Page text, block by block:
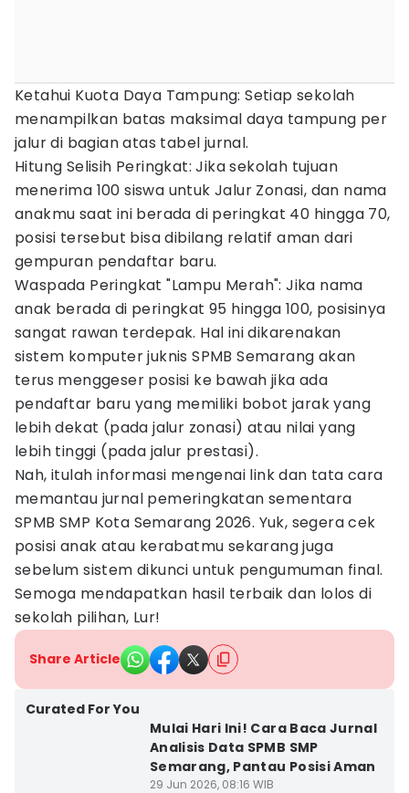
Ketahui Kuota Daya Tampung: Setiap sekolah
menampilkan batas maksimal daya tampung per
jalur di bagian atas tabel jurnal.
Hitung Selisih Peringkat: Jika sekolah tujuan
menerima 100 siswa untuk Jalur Zonasi, dan nama
anakmu saat ini berada di peringkat 40 hingga 70,
posisi tersebut bisa dibilang relatif aman dari
gempuran pendaftar baru.
Waspada Peringkat "Lampu Merah": Jika nama
anak berada di peringkat 95 hingga 100, posisinya
sangat rawan terdepak. Hal ini dikarenakan
sistem komputer juknis SPMB Semarang akan
terus menggeser posisi ke bawah jika ada
pendaftar baru yang memiliki bobot jarak yang
lebih dekat (pada jalur zonasi) atau nilai yang
lebih tinggi (pada jalur prestasi).
Nah, itulah informasi mengenai link dan tata cara
memantau jurnal pemeringkatan sementara
SPMB SMP Kota Semarang 2026. Yuk, segera cek
posisi anak atau kerabatmu sekarang juga
sebelum sistem dikunci untuk pengumuman final.
Semoga mendapatkan hasil terbaik dan lolos di
sekolah pilihan, Lur!
Share Article
Curated For You
Mulai Hari Ini! Cara Baca Jurnal
Analisis Data SPMB SMP
Semarang, Pantau Posisi Aman
29 Jun 2026, 08:16 WIB